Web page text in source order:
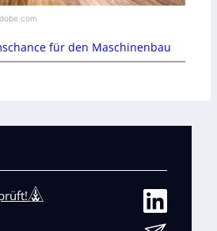
für den Maschinenbau